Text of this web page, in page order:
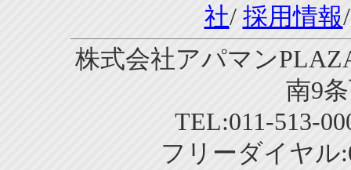
社/ 採用情報
株式会社アパマン
南9
TEL:011-513-
フリーダイヤル